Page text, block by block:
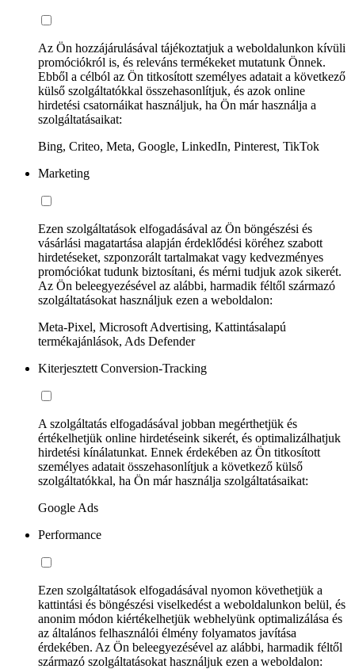
Az Ön hozzájárulásával tájékoztatjuk a weboldalunkon kívüli
promóciókról is, és releváns termékeket mutatunk Önnek.
Ebből a célból az Ön titkosított személyes adatait a következő
külső szolgáltatókkal összehasonlítjuk, és azok online
hirdetési csatornáikat használjuk, ha Ön már használja a
szolgáltatásaikat:
Bing, Criteo, Meta, Google, LinkedIn, Pinterest, TikTok
Marketing
Ezen szolgáltatások elfogadásával az Ön böngészési és
vásárlási magatartása alapján érdeklődési köréhez szabott
hirdetéseket, szponzorált tartalmakat vagy kedvezményes
promóciókat tudunk biztosítani, és mérni tudjuk azok sikerét.
Az Ön beleegyezésével az alábbi, harmadik féltől származó
szolgáltatásokat használjuk ezen a weboldalon:
Meta-Pixel, Microsoft Advertising, Kattintásalapú
termékajánlások, Ads Defender
Kiterjesztett Conversion-Tracking
A szolgáltatás elfogadásával jobban megérthetjük és
értékelhetjük online hirdetéseink sikerét, és optimalizálhatjuk
hirdetési kínálatunkat. Ennek érdekében az Ön titkosított
személyes adatait összehasonlítjuk a következő külső
szolgáltatókkal, ha Ön már használja szolgáltatásaikat:
Google Ads
Performance
Ezen szolgáltatások elfogadásával nyomon követhetjük a
kattintási és böngészési viselkedést a weboldalunkon belül, és
anonim módon kiértékelhetjük webhelyünk optimalizálása és
az általános felhasználói élmény folyamatos javítása
érdekében. Az Ön beleegyezésével az alábbi, harmadik féltől
származó szolgáltatásokat használjuk ezen a weboldalon: